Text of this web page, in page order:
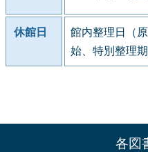
休館日
館内整理日（
始、特別整理
各図